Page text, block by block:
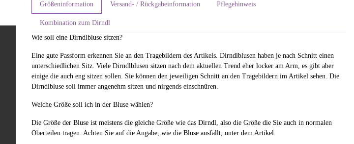
Größeninformation Versand- / Rückgabeinformation Pflegehinweis
Kombination zum Dirndl
Wie soll eine Dirndlbluse sitzen?
Eine gute Passform erkennen Sie an den Tragebildern des Artikels. Dirndlblusen haben je nach Schnitt einen
unterschiedlichen Sitz. Viele Dirndlblusen sitzen nach dem aktuellen Trend eher locker am Arm, es gibt aber
einige die auch eng sitzen sollen. Sie können den jeweiligen Schnitt an den Tragebildern im Artikel sehen. Die
Dirndlbluse soll immer angenehm sitzen und nirgends einschnüren.
Welche Größe soll ich in der Bluse wählen?
Die Größe der Bluse ist meistens die gleiche Größe wie das Dirndl, also die Größe die Sie auch in normalen
Oberteilen tragen. Achten Sie auf die Angabe, wie die Bluse ausfällt, unter dem Artikel.